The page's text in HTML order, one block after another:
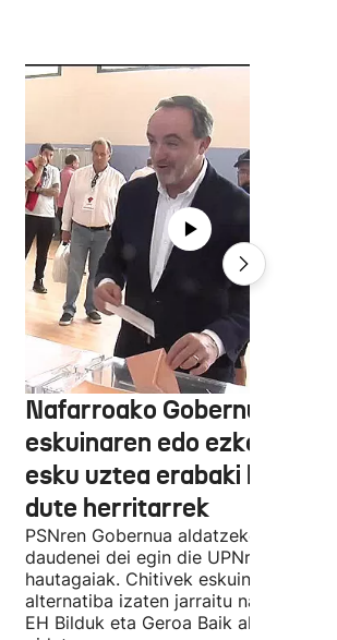
Nafarroako Gobernua
eskuinaren edo ezkerraren
esku uztea erabaki
dute herritarrek
PSNren Gobernua aldatzeko irrikitan
daudenei dei egin die UPNren
hautagaiak. Chitivek eskuinaren
alternatiba izaten jarraitu nahi du eta
EH Bilduk eta Geroa Baik aldaketa